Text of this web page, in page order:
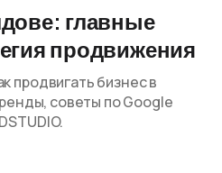
главные
продвижения
продвигать бизнес в
советы по Google